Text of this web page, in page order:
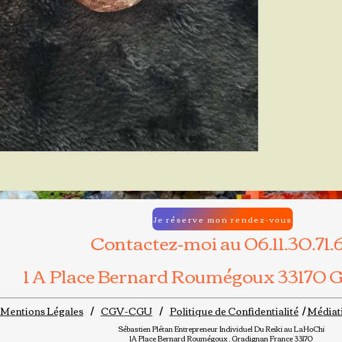
Contactez-moi au
1 A Place Bernard Roumégoux 33170
Je réserve mon rendez-vous
Mentions Légales/ CGV-CGU/ Politique de Confidentialité /
Sébastien PlétanEntrepreneur IndividuelDu Reiki au LaHoChi
1A Place Bernard Roumégoux , Gradignan France 33170